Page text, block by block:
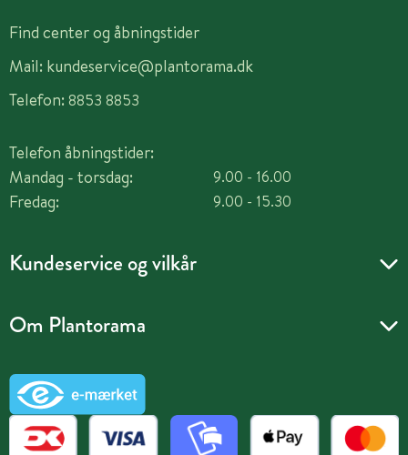
Find center og åbningstider
Mail: kundeservice@plantorama.dk
Telefon: 8853 8853
Telefon åbningstider:
Mandag - torsdag:
Fredag:
9.00 - 16.00
9.00 - 15.30
Kundeservice og vilkår
Om Plantorama